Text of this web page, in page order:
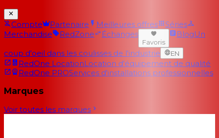
Compte Partenaire Meilleures offres
Séries
Merchandise
RedZone Échanges
Favoris
BlogUn
coup d'oeil dans les coulisses de l'industrie EN
RedOne LocationLocation d'équipement de qualité
RedOne PROServices d'installations professionnelles
Marques
Voir toutes les marques